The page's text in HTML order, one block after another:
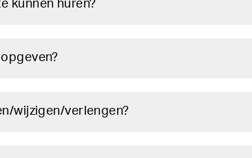
kunnen huren?
wijzigen/verlengen?